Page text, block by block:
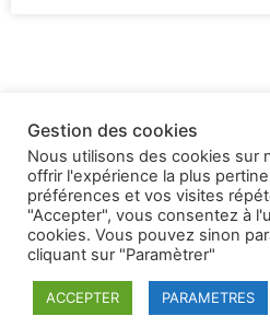
Gestion des cookies
Nous utilisons des cookies sur
offrir l'expérience la plus
préférences et vos visites
"Accepter", vous consentez à
cookies. Vous pouvez sinon
cliquant sur "Paramètrer"
ACCEPTER PARAMETRES